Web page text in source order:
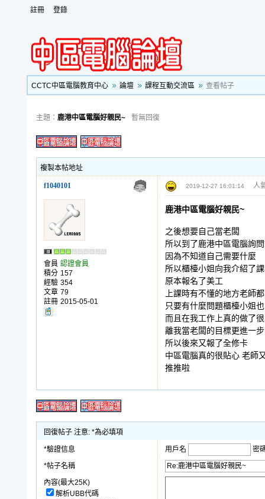
註冊 登錄
CCTC中區電腦教育中心 論壇 課程互動交流區 查看帖子
主題： 鹿港中區電腦好親民~ 暫無回復
複製本帖地址
f1040101 2019-12-27 16:01:14 人
會員 認證會員
積分 157
經驗 354
文章 79
註冊 2015-05-01
鹿港中區電腦好親民~
之後想要自己當老闆
所以到了鹿港中區電腦詢
因為不知道自己需要什麼
所以櫃檯小姐向我介紹了
原本報名了美工
上課時有不懂的地方老師
只要有什麼問題櫃檯小姐
而且在我工作上真的做了
離我當老闆的目標更進一
所以後來又報了全修卡
中區電腦真的很貼心 老師
推推啦
回復帖子 注意: *為必填項
*驗證信息 用戶名
密
*帖子名稱
內容(最大25K)
解析UBB代碼